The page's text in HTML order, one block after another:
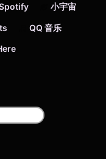
小宇宙
QQ 音乐